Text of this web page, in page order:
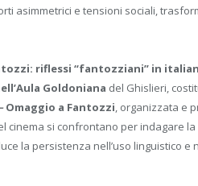
asimmetrici e tensioni sociali,
riflessi “fantozziani” in
Goldoniana del Ghislieri,
Omaggio a Fantozzi, organizzata e
cinema si confrontano per indagare
la persistenza nell’uso linguistico